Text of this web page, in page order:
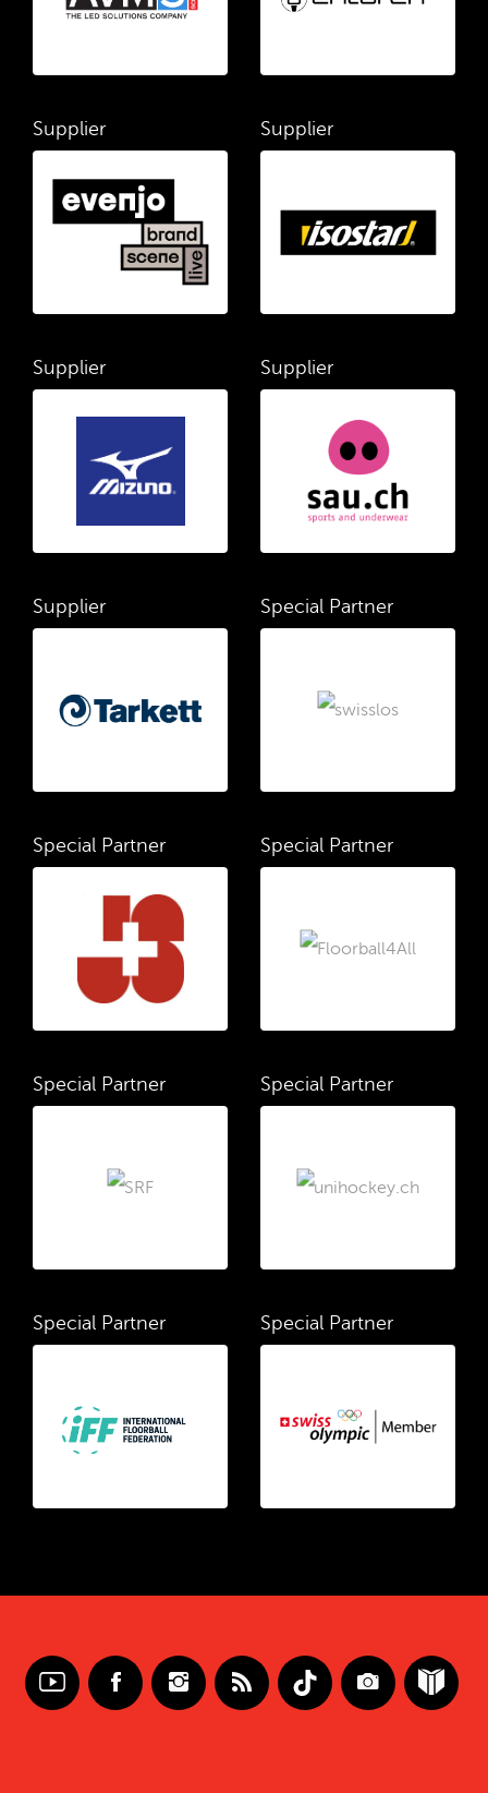
Supplier Supplier
Supplier Supplier
Supplier Special Partner
Special Partner Special Partner
Special Partner Special Partner
Special Partner Special Partner